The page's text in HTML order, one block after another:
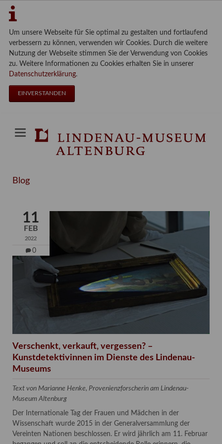
Um unsere Webseite für Sie optimal zu gestalten und fortlaufend
verbessern zu können, verwenden wir Cookies. Durch die weitere
Nutzung der Webseite stimmen Sie der Verwendung von Cookies
zu. Weitere Informationen zu Cookies erhalten Sie in unserer
Datenschutzerklärung.
EINVERSTANDEN
Blog
11
FEB
2022
0
Verschenkt, verkauft, vergessen? –
Kunstdetektivinnen im Dienste des Lindenau-
Museums
Text von Marianne Henke, Provenienzforscherin am Lindenau-
Museum Altenburg
Der Internationale Tag der Frauen und Mädchen in der
Wissenschaft wurde 2015 in der Generalversammlung der
Vereinten Nationen beschlossen. Er wird jährlich am 11. Februar